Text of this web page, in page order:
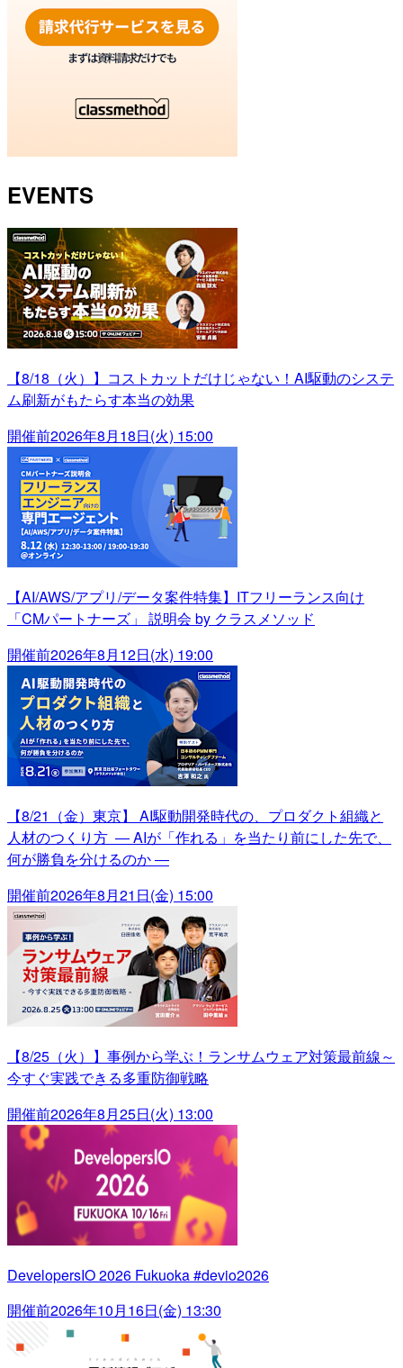
EVENTS
【8/18（火）】コストカットだけじゃない！AI駆動のシステ
ム刷新がもたらす本当の効果
開催前2026年8月18日(火) 15:00
【AI/AWS/アプリ/データ案件特集】ITフリーランス向け
「CMパートナーズ」 説明会 by クラスメソッド
開催前2026年8月12日(水) 19:00
【8/21（金）東京】 AI駆動開発時代の、プロダクト組織と
人材のつくり方 ― AIが「作れる」を当たり前にした先で、
何が勝負を分けるのか ―
開催前2026年8月21日(金) 15:00
【8/25（火）】事例から学ぶ！ランサムウェア対策最前線～
今すぐ実践できる多重防御戦略
開催前2026年8月25日(火) 13:00
DevelopersIO 2026 Fukuoka #devio2026
開催前2026年10月16日(金) 13:30